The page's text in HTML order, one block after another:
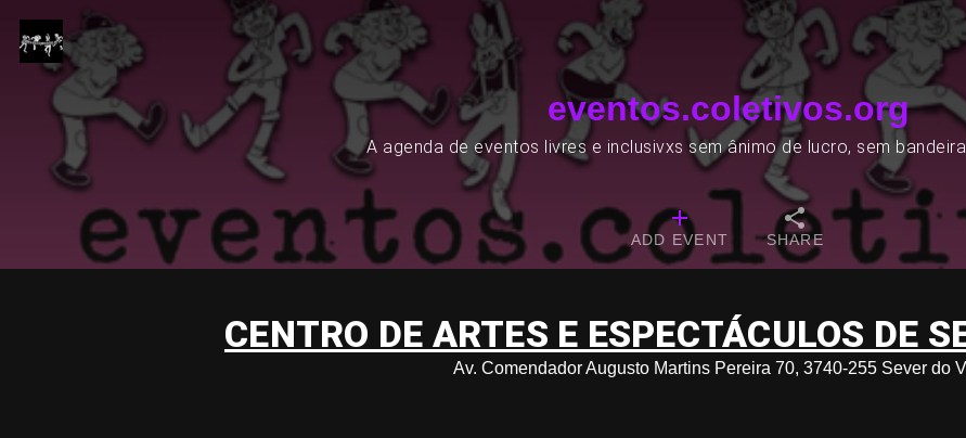
eventos.coletivos.org
A agenda de eventos livres e inclusivxs sem ânimo de lucro, sem
ADD EVENT SHARE
CENTRO DE ARTES E ESPECTÁCULOS DE
Av. Comendador Augusto Martins Pereira 70, 3740-255 Sever do